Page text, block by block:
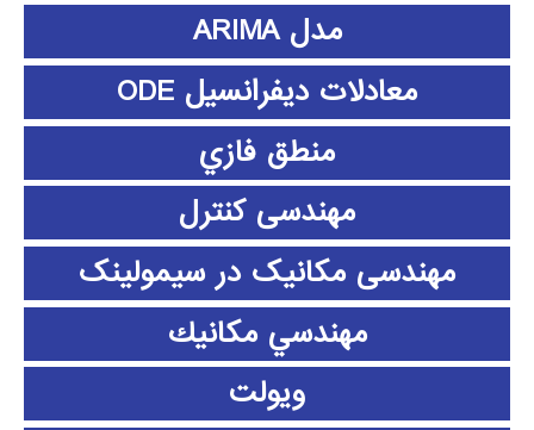
مدل ARIMA
معادلات دیفرانسیل ODE
منطق فازي
مهندسی کنترل
مهندسی مکانیک در سیمولینک
مهندسي مكانيك
ویولت